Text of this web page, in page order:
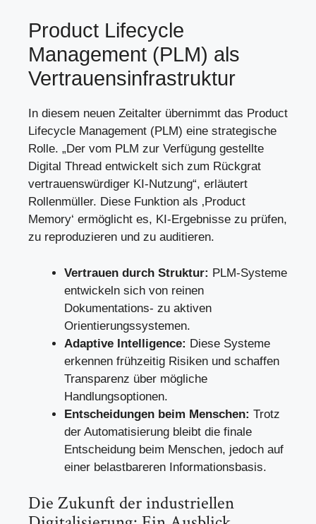
Product Lifecycle
Management (PLM) als
Vertrauensinfrastruktur
In diesem neuen Zeitalter übernimmt das Product
Lifecycle Management (PLM) eine strategische
Rolle. „Der vom PLM zur Verfügung gestellte
Digital Thread entwickelt sich zum Rückgrat
vertrauenswürdiger KI-Nutzung“, erläutert
Rollenmüller. Diese Funktion als ‚Product
Memory‘ ermöglicht es, KI-Ergebnisse zu prüfen,
zu reproduzieren und zu auditieren.
Vertrauen durch Struktur: PLM-Systeme
entwickeln sich von reinen
Dokumentations- zu aktiven
Orientierungssystemen.
Adaptive Intelligence: Diese Systeme
erkennen frühzeitig Risiken und schaffen
Transparenz über mögliche
Handlungsoptionen.
Entscheidungen beim Menschen: Trotz
der Automatisierung bleibt die finale
Entscheidung beim Menschen, jedoch auf
einer belastbareren Informationsbasis.
Die Zukunft der industriellen